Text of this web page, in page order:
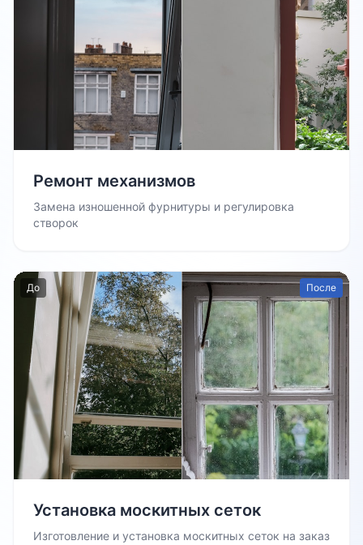
Ремонт механизмов
Замена изношенной фурнитуры и регулировка
створок
До После
Установка москитных сеток
Изготовление и установка москитных сеток на заказ